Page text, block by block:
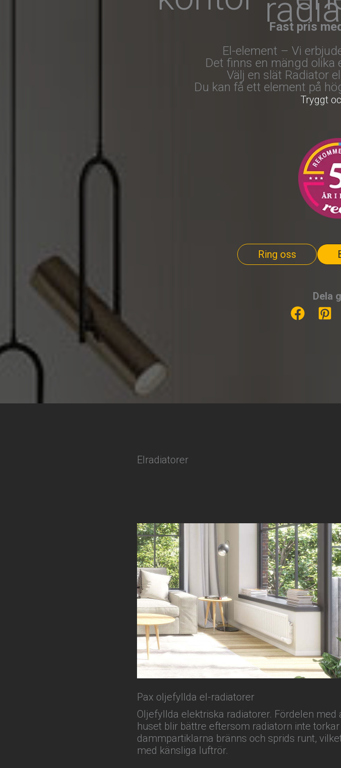
Fast pris
El-element – Vi
Det finns en mängd olika
Välj en slät Radiator
Du kan få ett element på
Tryggt
Ring oss
Dela
Elradiatorer
Pax oljefyllda el-radiatorer
Oljefyllda elektriska radiatorer. Fördelen
huset blir bättre eftersom radiatorn inte
dammpartiklarna bränns och sprids runt,
med känsliga luftrör.